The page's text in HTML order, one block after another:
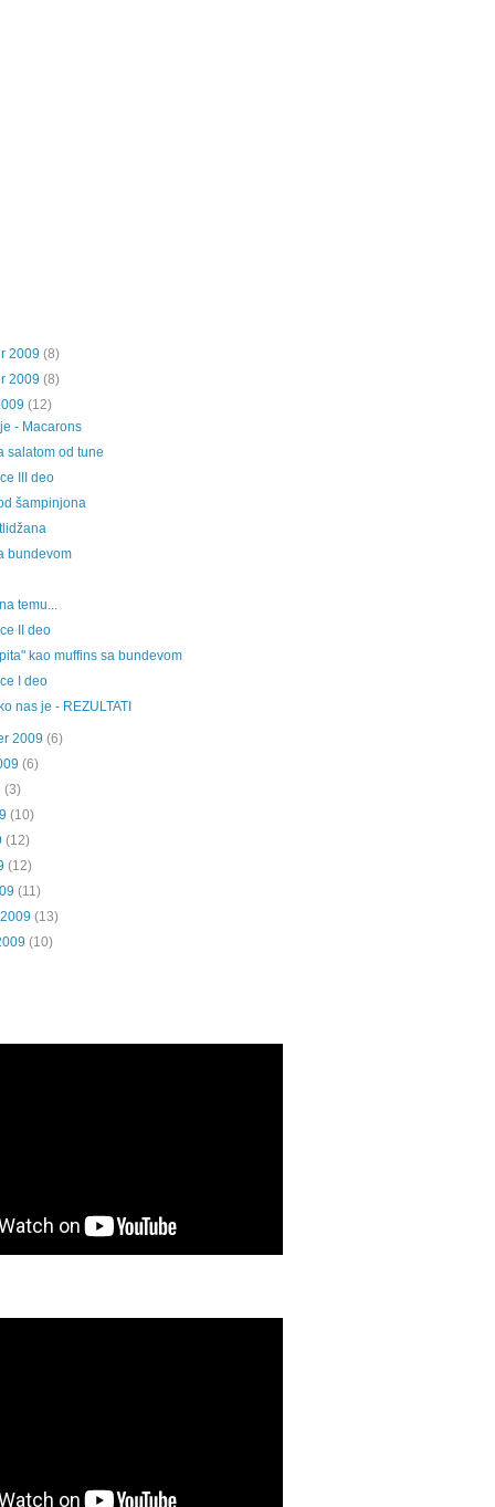
2009 (8)
2009 (8)
(12)
- Macarons
salatom od tune
III deo
šampinjona
bundevom
temu...
II deo
kao muffins sa bundevom
I deo
nas je - REZULTATI
2009 (6)
(6)
(3)
(10)
(12)
(12)
(11)
(13)
(10)